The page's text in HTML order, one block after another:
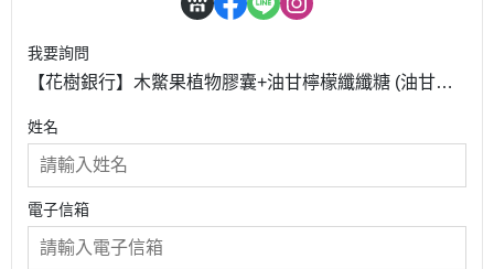
我要詢問
【花樹銀行】木鱉果植物膠囊+油甘檸檬纖纖糖 (油甘粉
姓名
電子信箱